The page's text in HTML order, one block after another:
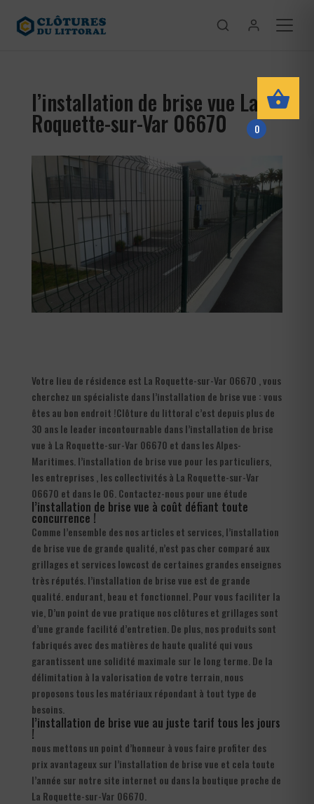
l’installation de brise vue La
Roquette-sur-Var 06670
Votre lieu de résidence est La Roquette-sur-Var 06670 , vous
cherchez un spécialiste dans l’installation de brise vue : vous
êtes au bon endroit !Clôture du littoral c’est depuis plus de
30 ans le leader incontournable dans l’installation de brise
vue à La Roquette-sur-Var 06670 et dans les Alpes-
Maritimes. l’installation de brise vue pour les particuliers,
les entreprises , les collectivités à La Roquette-sur-Var
06670 et dans le 06. Contactez-nous pour une étude
l’installation de brise vue à coût défiant toute
concurrence !
Comme l’ensemble des nos articles et services, l’installation
de brise vue de grande qualité, n’est pas cher comparé aux
grillages et services lowcost de certaines grandes enseignes
très réputés. l’installation de brise vue est de grande
qualité. endurant, beau et fonctionnel. Pour vous faciliter la
vie, D’un point de vue pratique nos clôtures et grillages sont
d’une grande facilité d’entretien. De plus, nos produits sont
fabriqués avec des matières de haute qualité qui vous
garantissent une solidité maximale sur le long terme. De la
délimitation à la valorisation de votre terrain, nous
proposons tous les matériaux répondant à tout type de
besoins.
l’installation de brise vue au juste tarif tous les jours
!
nous mettons un point d’honneur à vous faire profiter des
prix avantageux sur l’installation de brise vue et cela toute
l’année sur notre site internet ou dans la boutique proche de
La Roquette-sur-Var 06670.
0